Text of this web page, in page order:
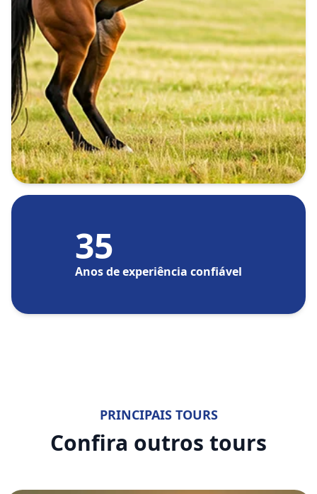
35
Anos de experiência confiável
PRINCIPAIS TOURS
Confira outros tours